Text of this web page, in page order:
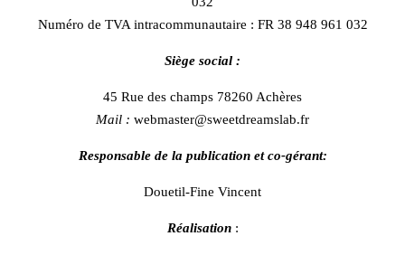
Numéro de TVA intracommunautaire : FR 38 948 961 032
Siège social :
45 Rue des champs 78260 Achères
Mail : webmaster@sweetdreamslab.fr
Responsable de la publication et co-gérant:
Douetil-Fine Vincent
Réalisation :